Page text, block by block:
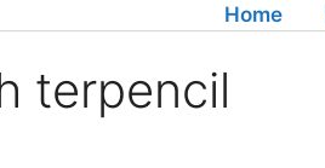
Home
terpencil